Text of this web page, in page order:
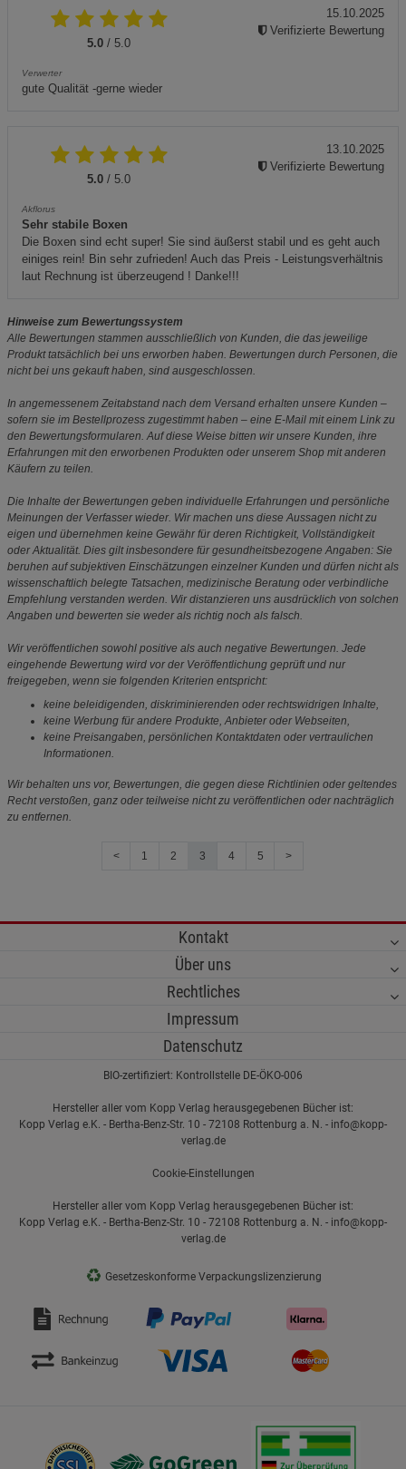
5.0 / 5.0
Verwerter
gute Qualität -gerne wieder
15.10.2025
Verifizierte Bewertung
5.0 / 5.0
Akflorus
Sehr stabile Boxen
Die Boxen sind echt super! Sie sind äußerst stabil und es geht auch
einiges rein! Bin sehr zufrieden! Auch das Preis - Leistungsverhältnis
laut Rechnung ist überzeugend ! Danke!!!
13.10.2025
Verifizierte Bewertung
Hinweise zum Bewertungssystem
Alle Bewertungen stammen ausschließlich von Kunden, die das jeweilige
Produkt tatsächlich bei uns erworben haben. Bewertungen durch Personen, die
nicht bei uns gekauft haben, sind ausgeschlossen.
In angemessenem Zeitabstand nach dem Versand erhalten unsere Kunden –
sofern sie im Bestellprozess zugestimmt haben – eine E-Mail mit einem Link zu
den Bewertungsformularen. Auf diese Weise bitten wir unsere Kunden, ihre
Erfahrungen mit den erworbenen Produkten oder unserem Shop mit anderen
Käufern zu teilen.
Die Inhalte der Bewertungen geben individuelle Erfahrungen und persönliche
Meinungen der Verfasser wieder. Wir machen uns diese Aussagen nicht zu
eigen und übernehmen keine Gewähr für deren Richtigkeit, Vollständigkeit
oder Aktualität. Dies gilt insbesondere für gesundheitsbezogene Angaben: Sie
beruhen auf subjektiven Einschätzungen einzelner Kunden und dürfen nicht als
wissenschaftlich belegte Tatsachen, medizinische Beratung oder verbindliche
Empfehlung verstanden werden. Wir distanzieren uns ausdrücklich von solchen
Angaben und bewerten sie weder als richtig noch als falsch.
Wir veröffentlichen sowohl positive als auch negative Bewertungen. Jede
eingehende Bewertung wird vor der Veröffentlichung geprüft und nur
freigegeben, wenn sie folgenden Kriterien entspricht:
keine beleidigenden, diskriminierenden oder rechtswidrigen Inhalte,
keine Werbung für andere Produkte, Anbieter oder Webseiten,
keine Preisangaben, persönlichen Kontaktdaten oder vertraulichen
Informationen.
Wir behalten uns vor, Bewertungen, die gegen diese Richtlinien oder geltendes
Recht verstoßen, ganz oder teilweise nicht zu veröffentlichen oder nachträglich
zu entfernen.
< 1 2 3 4 5 >
Kontakt
Über uns
Rechtliches
Impressum
Datenschutz
BIO-zertifiziert: Kontrollstelle DE-ÖKO-006
Hersteller aller vom Kopp Verlag herausgegebenen Bücher ist:
Kopp Verlag e.K. - Bertha-Benz-Str. 10 - 72108 Rottenburg a. N. - info@kopp-
verlag.de
Cookie-Einstellungen
Hersteller aller vom Kopp Verlag herausgegebenen Bücher ist:
Kopp Verlag e.K. - Bertha-Benz-Str. 10 - 72108 Rottenburg a. N. - info@kopp-
verlag.de
♻ Gesetzeskonforme Verpackungslizenzierung